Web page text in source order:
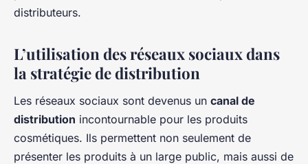
distributeurs.
L’utilisation des réseaux sociaux dans
la stratégie de distribution
Les réseaux sociaux sont devenus un canal de
distribution incontournable pour les produits
cosmétiques. Ils permettent non seulement de
présenter les produits à un large public, mais aussi de